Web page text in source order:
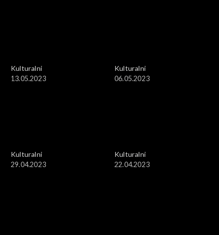
Kulturalni
13.05.2023
Kulturalni
06.05.2023
Kulturalni
29.04.2023
Kulturalni
22.04.2023